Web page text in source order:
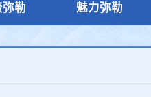
弥勒 魅力弥勒